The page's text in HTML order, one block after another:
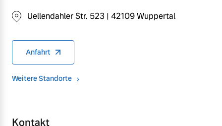
Uellendahler Str. 523 | 42109 Wuppertal
Anfahrt
Weitere Standorte
Kontakt